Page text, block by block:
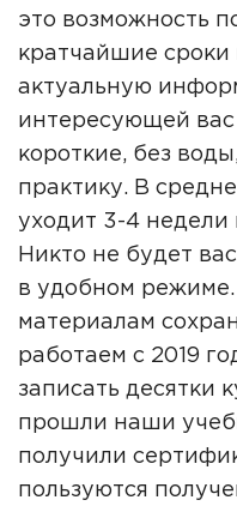
это возможность
кратчайшие сроки
актуальную
интересующей вас
короткие, без
практику. В
уходит 3-4 недели
Никто не будет
в удобном
материалам
работаем с 2019
записать десятки
прошли наши
получили
пользуются